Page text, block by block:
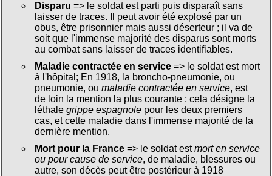
Disparu => le soldat est parti puis disparaît sans
laisser de traces. Il peut avoir été explosé par un
obus, être prisonnier mais aussi déserteur ; il va de
soit que l'immense majorité des disparus sont morts
au combat sans laisser de traces identifiables.
Maladie contractée en service=> le soldat est mort
à l'hôpital; En 1918, la broncho-pneumonie, ou
pneumonie, ou maladie contractée en service, est
de loin la mention la plus courante ; cela désigne la
léthale grippe espagnolepour les deux premiers
cas, et cette maladie dans l'immense majorité de la
dernière mention.
Mort pour la France=> le soldat estmort en service
ou pour cause de service, de maladie, blessures ou
autre, son décès peut être postérieur à 1918